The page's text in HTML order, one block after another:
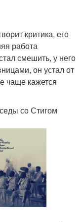
критика, его
работа
смешить, у него
он устал от
чаще кажется
со Стигом